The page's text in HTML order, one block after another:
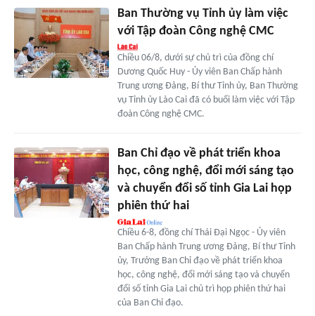
Ban Thường vụ Tỉnh ủy làm việc
với Tập đoàn Công nghệ CMC
Chiều 06/8, dưới sự chủ trì của đồng chí
Dương Quốc Huy - Ủy viên Ban Chấp hành
Trung ương Đảng, Bí thư Tỉnh ủy, Ban Thường
vụ Tỉnh ủy Lào Cai đã có buổi làm việc với Tập
đoàn Công nghệ CMC.
Ban Chỉ đạo về phát triển khoa
học, công nghệ, đổi mới sáng tạo
và chuyển đổi số tỉnh Gia Lai họp
phiên thứ hai
Chiều 6-8, đồng chí Thái Đại Ngọc - Ủy viên
Ban Chấp hành Trung ương Đảng, Bí thư Tỉnh
ủy, Trưởng Ban Chỉ đạo về phát triển khoa
học, công nghệ, đổi mới sáng tạo và chuyển
đổi số tỉnh Gia Lai chủ trì họp phiên thứ hai
của Ban Chỉ đạo.